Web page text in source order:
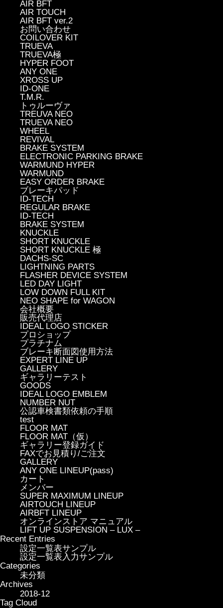
AIR BFT
AIR TOUCH
AIR BFT ver.2
お問い合わせ
COILOVER KIT
TRUEVA
TRUEVA極
HYPER FOOT
ANY ONE
XROSS UP
ID-ONE
T.M.R.
トゥルーヴァ
TREUVA NEO
TRUEVA NEO
WHEEL
REVIVAL
BRAKE SYSTEM
ELECTRONIC PARKING BRAKE
WARMUND HYPER
WARMUND
EASY ORDER BRAKE
ブレーキパッド
ID-TECH
REGULAR BRAKE
ID-TECH
BRAKE SYSTEM
KNUCKLE
SHORT KNUCKLE
SHORT KNUCKLE 極
DACHS-SC
LIGHTNING PARTS
FLASHER DEVICE SYSTEM
LED DAY LIGHT
LOW DOWN FULL KIT
NEO SHAPE for WAGON
会社概要
販売代理店
IDEAL LOGO STICKER
プロショップ
プラチナム
ブレーキ断面図使用方法
EXPERT LINE UP
GALLERY
ギャラリーテスト
GOODS
IDEAL LOGO EMBLEM
NUMBER NUT
公認車検書類依頼の手順
test
FLOOR MAT
FLOOR MAT（仮）
ギャラリー登録ガイド
FAXでお見積り/ご注文
GALLERY
ANY ONE LINEUP(pass)
カート
メンバー
SUPER MAXIMUM LINEUP
AIRTOUCH LINEUP
AIRBFT LINEUP
オンラインストア マニュアル
LIFT UP SUSPENSION – LUX –
Recent Entries
設定一覧表サンプル
設定一覧表入力サンプル
Categories
未分類
Archives
2018-12
Tag Cloud